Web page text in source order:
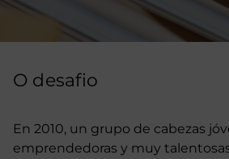
O desafio
En 2010, un grupo de cabezas
emprendedoras y muy